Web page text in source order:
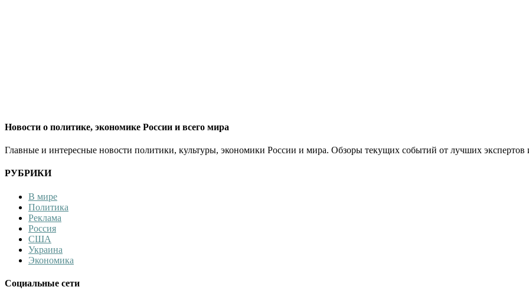
Новости о политике, экономике России и всего мира
Главные и интересные новости политики, культуры, экономики России и мира. Обзоры текущих событий от лучших экспертов
РУБРИКИ
В мире
Политика
Реклама
Россия
США
Украина
Экономика
Социальные сети